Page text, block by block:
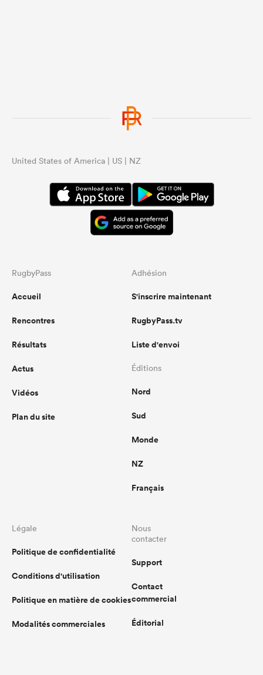
United States of America | US | NZ
RugbyPass
Accueil
Rencontres
Résultats
Actus
Vidéos
Plan du site
Adhésion
S'inscrire maintenant
RugbyPass.tv
Liste d'envoi
Éditions
Nord
Sud
Monde
NZ
Français
Légale
Politique de confidentialité
Conditions d'utilisation
Politique en matière de cookies
Modalités commerciales
Nous
contacter
Support
Contact
commercial
Éditorial